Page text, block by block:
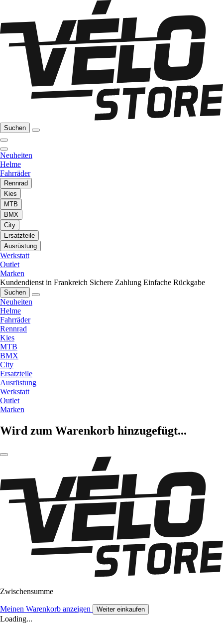
Suchen
Neuheiten
Helme
Fahrräder
Rennrad
Kies
MTB
BMX
City
Ersatzteile
Ausrüstung
Werkstatt
Outlet
Marken
Kundendienst in Frankreich Sichere Zahlung Einfache Rückgabe
Suchen
Neuheiten
Helme
Fahrräder
Rennrad
Kies
MTB
BMX
City
Ersatzteile
Ausrüstung
Werkstatt
Outlet
Marken
Wird zum Warenkorb hinzugefügt...
Zwischensumme
Meinen Warenkorb anzeigen Weiter einkaufen
Loading...